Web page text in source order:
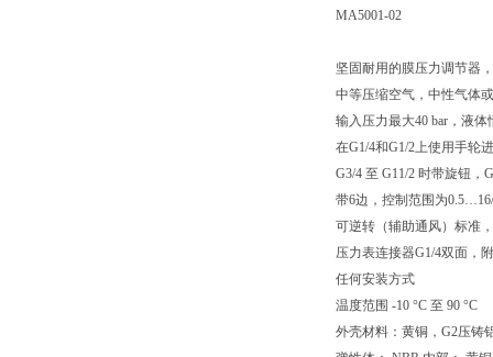
MA5001-02
坚固耐用的膜压力调节器
中等压缩空气，中性气体
输入压力最大40 bar，液体
在G1/4和G1/2上使用手轮
G3/4 至 G11/2 时带旋钮，
带6边，控制范围为0.5…16/
可逆转（辅助通风）标准
压力表连接器G1/4双面，
任何安装方式
温度范围 -10 °C 至 90 °C
外壳材料：黄铜，G2压铸